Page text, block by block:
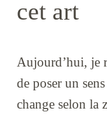
cet art
Aujourd’hui, je
de poser un
change selon la